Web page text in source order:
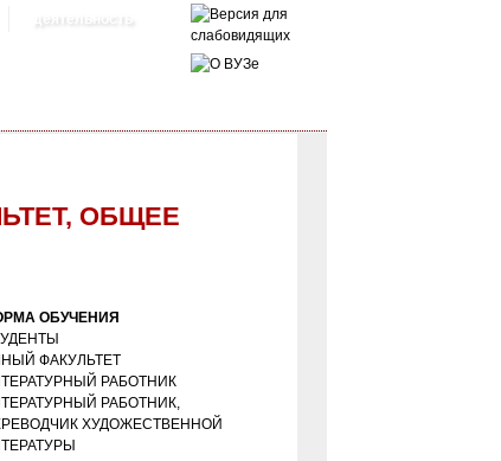
деятельность
ОБЩЕЕ
ОБУЧЕНИЯ
ФАКУЛЬТЕТ
РАБОТНИК
РАБОТНИК,
ХУДОЖЕСТВЕННОЙ